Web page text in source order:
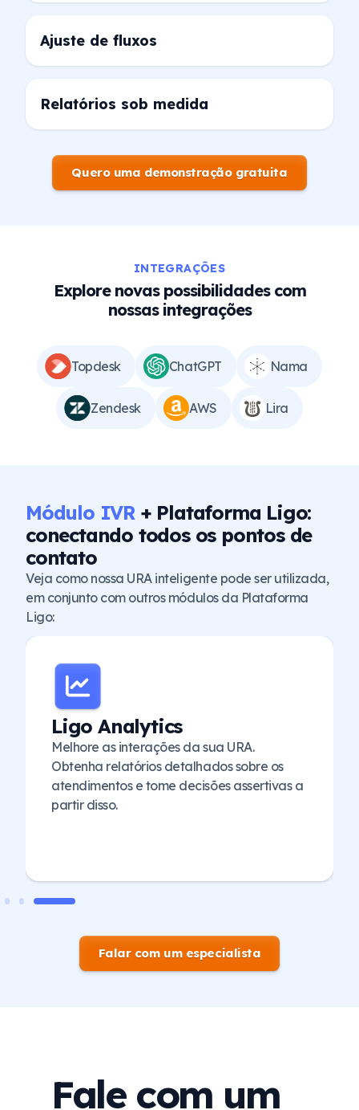
Ajuste de fluxos
Relatórios sob medida
Quero uma demonstração gratuita
INTEGRAÇÕES
Explore novas possibilidades com
nossas integrações
Topdesk ChatGPT Nama
Zendesk AWS Lira
Módulo IVR + Plataforma Ligo:
conectando todos os pontos de
contato
Veja como nossa URA inteligente pode ser utilizada,
em conjunto com outros módulos da Plataforma
Ligo:
Ligo Analytics
Melhore as interações da sua URA.
Obtenha relatórios detalhados sobre os
atendimentos e tome decisões assertivas a
partir disso.
Falar com um especialista
Fale com um